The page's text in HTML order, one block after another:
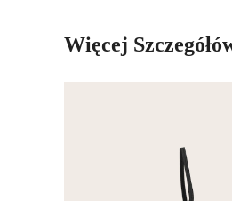
Więcej